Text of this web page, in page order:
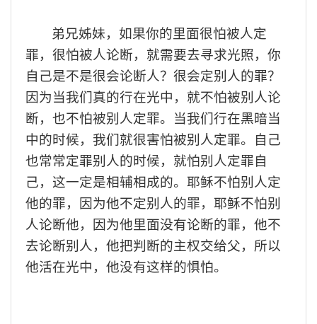
弟兄姊妹，如果你的里面很怕被人定
罪，很怕被人论断， 就需要去寻求光照， 你
自己是不是很会论断人？ 很会定别人的罪？
因为当我们真的行在光中，就不怕被别人论
断，也不怕被别人定罪。当我们行在黑暗当
中的时候，我们就很害怕被别人定罪。
自己
也常常定罪别人的时候，就怕别人定罪自
己，这一定是相辅相成的。 耶稣不怕别人定
他的罪，因为他不定别人的罪，耶稣不怕别
人论断他，因为他里面没有论断的罪，他不
去论断别人，他把判断的主权交给父，所以
他活在光中，他没有这样的惧怕。